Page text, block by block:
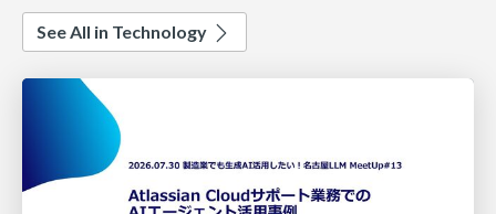
See All in Technology